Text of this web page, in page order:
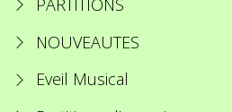
PARTITIONS
NOUVEAUTES
Eveil Musical